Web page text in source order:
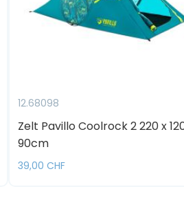
12.68098
Zelt Pavillo Coolrock 2 220 x
90cm
39,00 CHF